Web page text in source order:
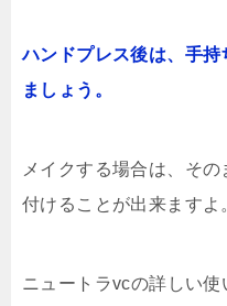
ハンドプレス後は、手
ましょう。
メイクする場合は、そ
付けることが出来ますよ
ニュートラvcの詳しい